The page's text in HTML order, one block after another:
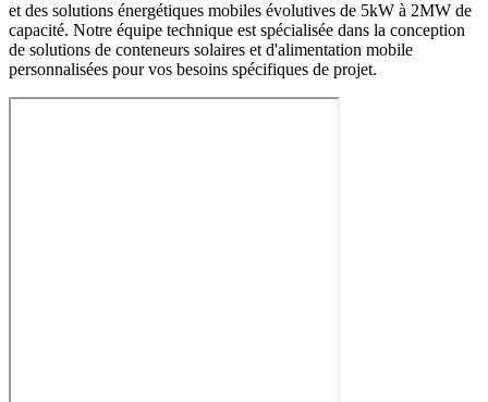
et des solutions énergétiques mobiles évolutives de 5kW à 2MW de
capacité. Notre équipe technique est spécialisée dans la conception
de solutions de conteneurs solaires et d'alimentation mobile
personnalisées pour vos besoins spécifiques de projet.